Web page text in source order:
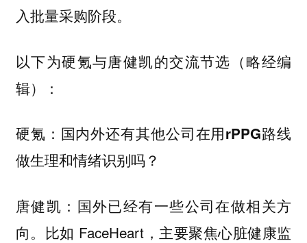
入批量采购阶段。
以下为硬氪与唐健凯的交流节选（略经编
辑）：
硬氪：国内外还有其他公司在用rPPG路线
做生理和情绪识别吗？
唐健凯： 国外已经有一些公司在做相关方
向。比如 FaceHeart，主要聚焦心脏健康监